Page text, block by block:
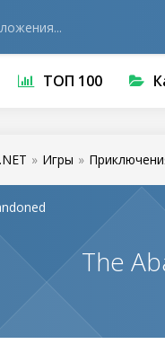
ТОП 100
» Игры »
The